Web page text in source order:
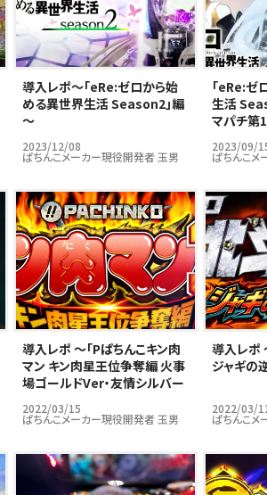
導入レポ～｢eRe:ゼロから始
める異世界生活 Season2」編
～
2023/12/08
ぱちんこメーカー現役開発者 玉男
｢eRe:ゼ
生活
マパチ第
2023/09/
ぱちんこメ
導入レポ ～「Pぱちんこキン肉
マン キン肉星王位争奪編 火事
場ゴールドVer・友情シルバー
2022/03/15
ぱちんこメーカー現役開発者 玉男
導入レポ
ジャギの
2022/03/
ぱちんこメ